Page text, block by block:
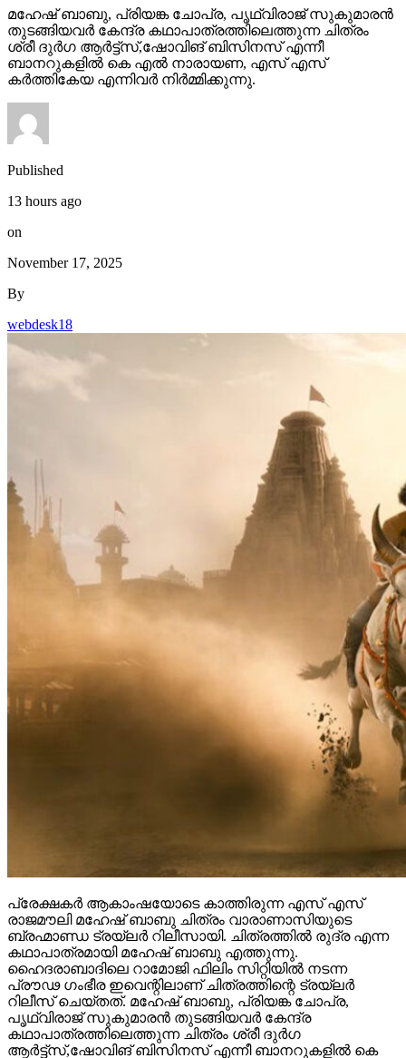
മഹേഷ് ബാബു, പ്രിയങ്ക ചോപ്ര, പൃഥ്വിരാജ് സുകുമാരൻ
തുടങ്ങിയവർ കേന്ദ്ര കഥാപാത്രത്തിലെത്തുന്ന ചിത്രം
ശ്രീ ദുർഗ ആർട്ട്സ്,ഷോവിങ് ബിസിനസ് എന്നീ
ബാനറുകളിൽ കെ എൽ നാരായണ, എസ് എസ്
കർത്തികേയ എന്നിവർ നിർമ്മിക്കുന്നു.
Published
13 hours ago
on
November 17, 2025
By
webdesk18
പ്രേക്ഷകർ ആകാംഷയോടെ കാത്തിരുന്ന എസ് എസ്
രാജമൗലി മഹേഷ് ബാബു ചിത്രം വാരാണാസിയുടെ
ബ്രഹ്മാണ്ഡ ട്രയ്ലർ റിലീസായി. ചിത്രത്തിൽ രുദ്ര എന്ന
കഥാപാത്രമായി മഹേഷ് ബാബു എത്തുന്നു.
ഹൈദരാബാദിലെ റാമോജി ഫിലിം സിറ്റിയിൽ നടന്ന
പ്രൗഢ ഗംഭീര ഇവെന്റിലാണ് ചിത്രത്തിന്റെ ട്രയ്ലർ
റിലീസ് ചെയ്തത്. മഹേഷ് ബാബു, പ്രിയങ്ക ചോപ്ര,
പൃഥ്വിരാജ് സുകുമാരൻ തുടങ്ങിയവർ കേന്ദ്ര
കഥാപാത്രത്തിലെത്തുന്ന ചിത്രം ശ്രീ ദുർഗ
ആർട്ട്സ്,ഷോവിങ് ബിസിനസ് എന്നീ ബാനറുകളിൽ കെ